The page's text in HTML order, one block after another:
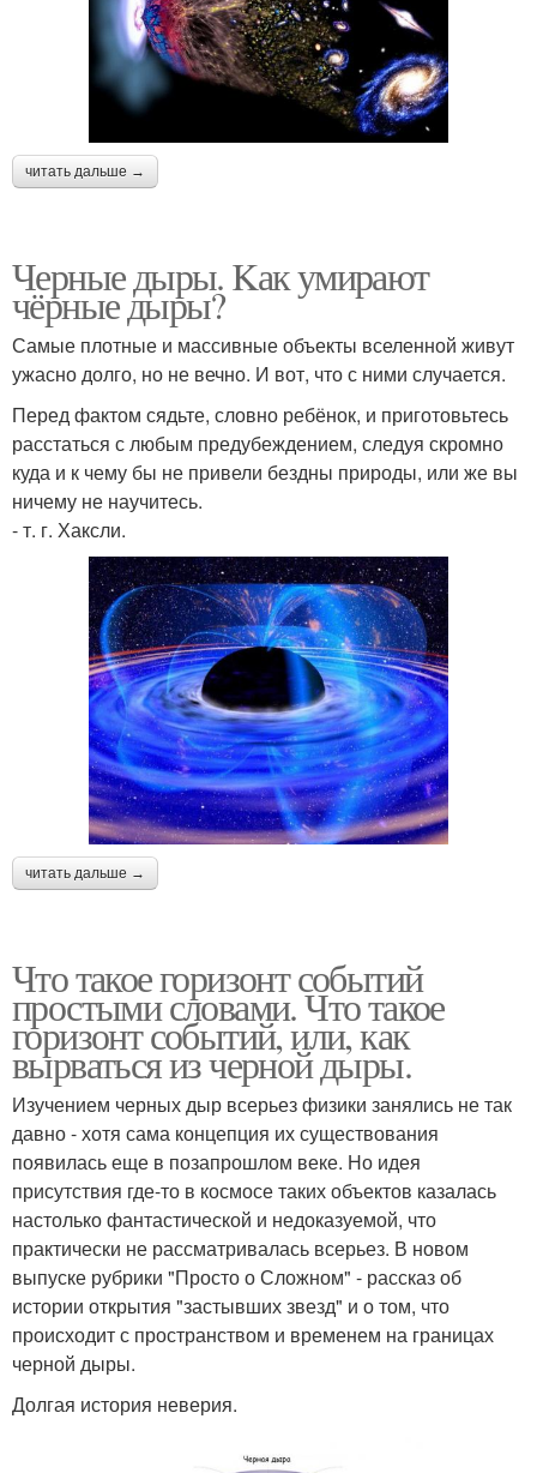
читать дальше →
Черные дыры. Kак умирают
чёрные дыры?
Самые плотные и массивные объекты вселенной живут
ужасно долго, но не вечно. И вот, что с ними случается.
Перед фактом сядьте, словно ребёнок, и приготовьтесь
расстаться с любым предубеждением, следуя скромно
куда и к чему бы не привели бездны природы, или же вы
ничему не научитесь.
- т. г. Хаксли.
читать дальше →
Что такое горизонт событий
простыми словами. Что такое
горизонт событий, или, как
вырваться из черной дыры.
Изучением черных дыр всерьез физики занялись не так
давно - хотя сама концепция их существования
появилась еще в позапрошлом веке. Но идея
присутствия где-то в космосе таких объектов казалась
настолько фантастической и недоказуемой, что
практически не рассматривалась всерьез. В новом
выпуске рубрики "Просто о Сложном" - рассказ об
истории открытия "застывших звезд" и о том, что
происходит с пространством и временем на границах
черной дыры.
Долгая история неверия.